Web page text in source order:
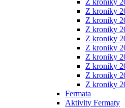
Z kroniky
Z kroniky
Z kroniky
Z kroniky
Z kroniky
Z kroniky
Z kroniky
Z kroniky
Z kroniky
Z kroniky
Fermata
Aktivity Fermaty